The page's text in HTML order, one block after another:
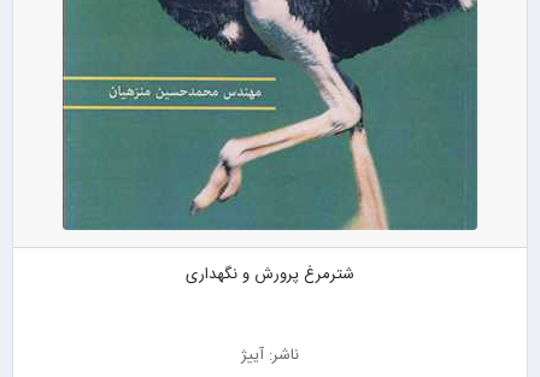
شترمرغ پرورش و نگهداری
ناشر: آییژ